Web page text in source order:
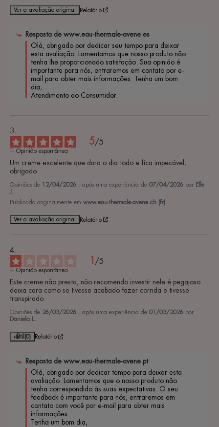
Ver a avaliação original Relatório
Resposta de www.eau-thermale-avene.es
Olá, obrigado por dedicar seu tempo para deixar
esta avaliação. Lamentamos que nosso produto não
tenha lhe proporcionado satisfação. Sua opinião é
importante para nós, entraremos em contato por e-
mail para obter mais informações. Tenha um bom
dia,
Atendimento ao Consumidor.
5/5
Opinião espontânea
Um creme excelente que dura o dia todo e fica impecável,
obrigado
Opiniões de 12/04/2026 , após uma experiência de 07/04/2026 por Elle
Publicado originalmente em www.eau-thermale-avene.ch (fr)
Ver a avaliação original Relatório
1 /5
Opinião espontânea
Este creme não presta, não recomendo investir nele é pegajoso
deixa cara como se tivesse acabado fazer corrida e tivesse
transpirado.
Opiniões de 26/03/2026 , após uma experiência de 01/03/2026 por
Daniela L.
Útil (0) Relatório
Resposta de www.eau-thermale-avene.pt
Olá, obrigado por dedicar tempo para deixar esta
avaliação. Lamentamos que o nosso produto não
tenha correspondido às suas expectativas. O seu
feedback é importante para nós, entraremos em
contato com você por e-mail para obter mais
informações.
Tenha um bom dia,